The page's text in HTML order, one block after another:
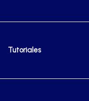
Tutoriales